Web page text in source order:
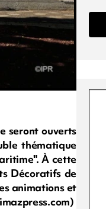
seront ouverts
thématique
À cette
Décoratifs de
animations et